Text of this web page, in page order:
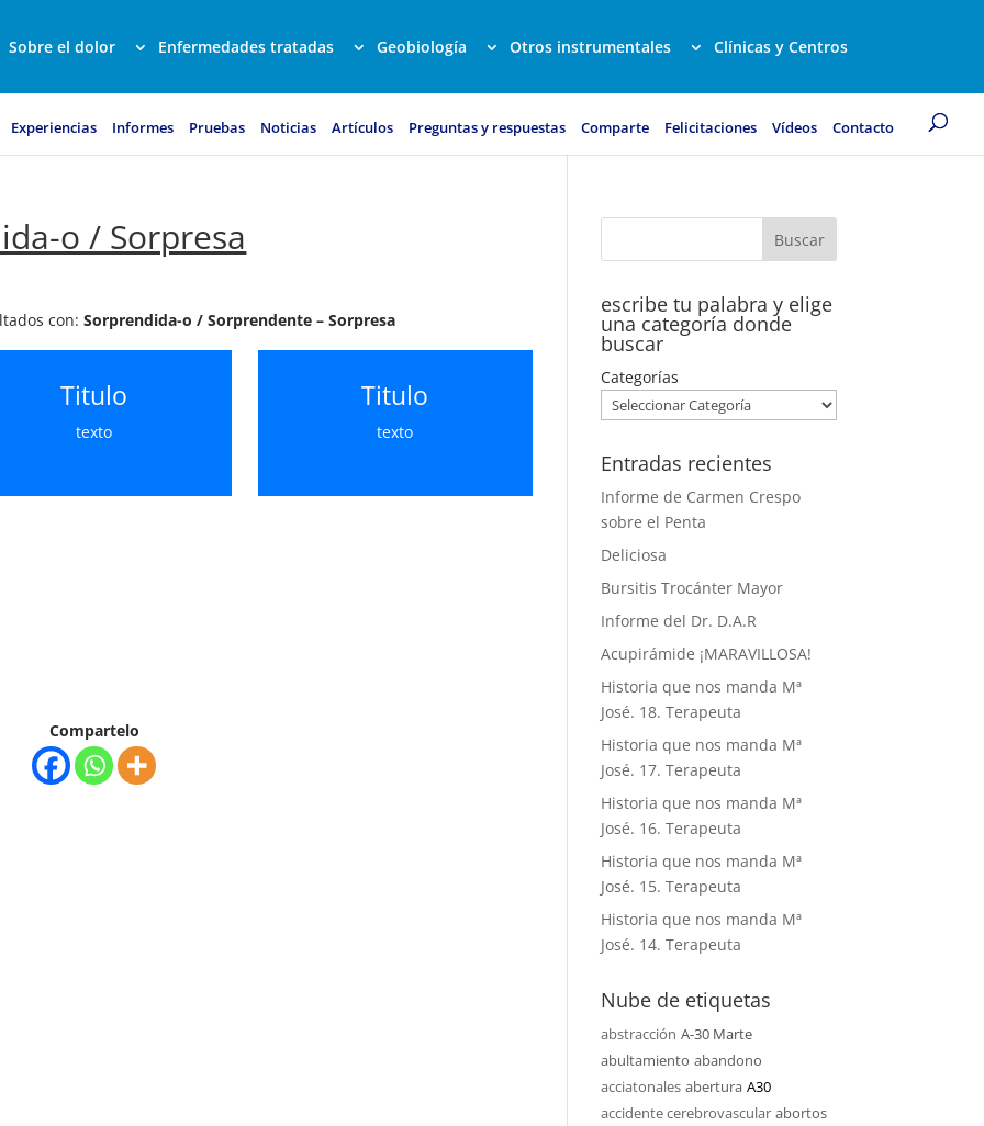
Sobre el dolor Enfermedades tratadas Geobiología Otros instrumentales
Clínicas y Centros
Experiencias Informes Pruebas Noticias Artículos Preguntas y respuestas Comparte Felicitaciones Vídeos Contacto
o / Sorpresa
con:Sorprendida-o / Sorprendente – Sorpresa
Titulo
texto
Titulo
texto
Compartelo
escribe tu palabra y elige
una categoría donde
buscar
Categorías
Entradas recientes
Informe de Carmen Crespo
sobre el Penta
Deliciosa
Bursitis Trocánter Mayor
Informe del Dr. D.A.R
Acupirámide ¡MARAVILLOSA!
Historia que nos manda Mª
José. 18. Terapeuta
Historia que nos manda Mª
José. 17. Terapeuta
Historia que nos manda Mª
José. 16. Terapeuta
Historia que nos manda Mª
José. 15. Terapeuta
Historia que nos manda Mª
José. 14. Terapeuta
Nube de etiquetas
abstracción A-30 Marte
abultamiento abandono
acciatonales abertura A30
accidente cerebrovascular abortos